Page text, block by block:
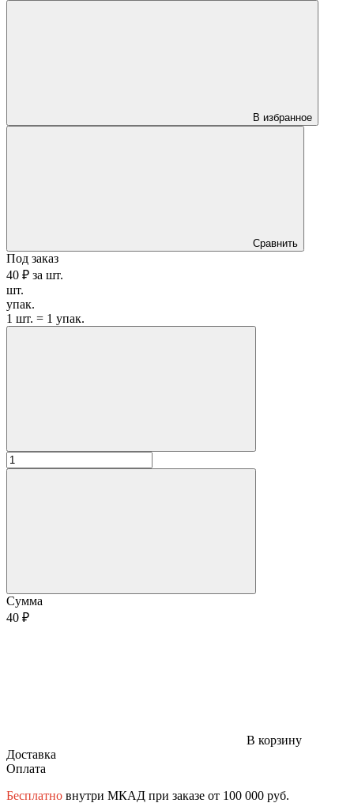
В избранное
Сравнить
Под заказ
40 ₽ за шт.
шт.
упак.
1 шт. = 1 упак.
Сумма
40 ₽
В корзину
Доставка
Оплата
Бесплатно внутри МКАД при заказе от 100 000 руб.